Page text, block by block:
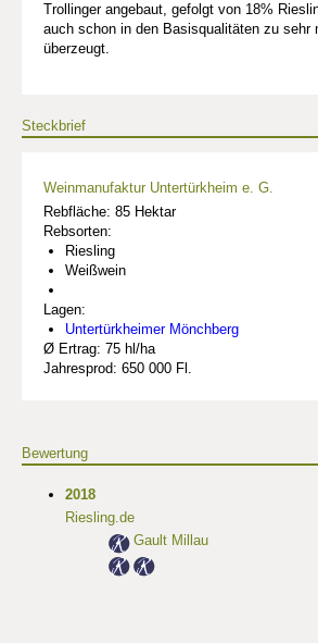
Trollinger angebaut, gefolgt von 18%
auch schon in den Basisqualitäten zu sehr
überzeugt.
Steckbrief
Weinmanufaktur Untertürkheim e. G.
Rebfläche: 85 Hektar
Rebsorten:
Riesling
Weißwein
Lagen:
Untertürkheimer Mönchberg
Ø Ertrag: 75 hl/ha
Jahresprod: 650 000 Fl.
Bewertung
2018
Riesling.de
Gault Millau